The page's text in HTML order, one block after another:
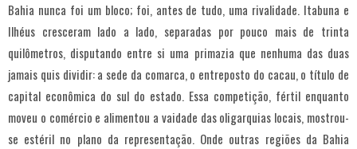
Bahia nunca foi um bloco; foi, antes de tudo, uma rivalidade. Itabuna e
Ilhéus cresceram lado a lado, separadas por pouco mais de trinta
quilômetros, disputando entre si uma primazia que nenhuma das duas
jamais quis dividir: a sede da comarca, o entreposto do cacau, o título de
capital econômica do sul do estado. Essa competição, fértil enquanto
moveu o comércio e alimentou a vaidade das oligarquias locais, mostrou-
se estéril no plano da representação. Onde outras regiões da Bahia